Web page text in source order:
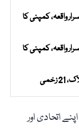
واقعہ، کمپنی کا
واقعہ، کمپنی کا
اتحادی اور